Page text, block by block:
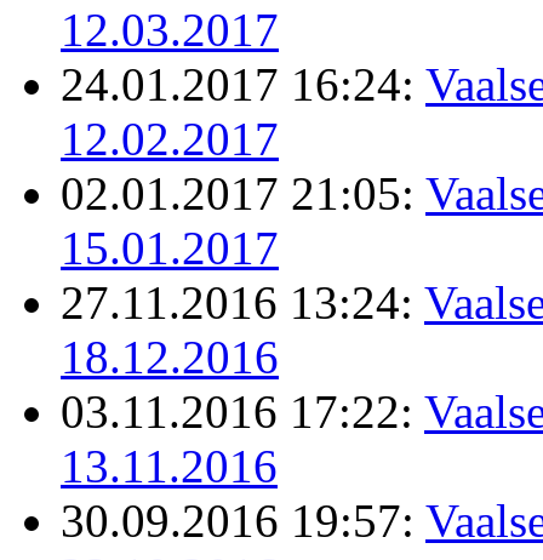
12.03.2017
24.01.2017 16:24:
12.02.2017
02.01.2017 21:05:
15.01.2017
27.11.2016 13:24:
18.12.2016
03.11.2016 17:22:
13.11.2016
30.09.2016 19:57: